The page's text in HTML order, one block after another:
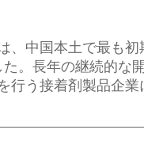
、中国本土で最も
。長年の継続的な
行う接着剤製品企業